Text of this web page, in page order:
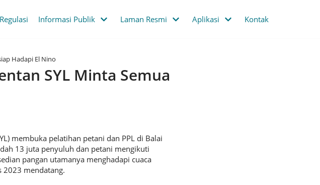
Regulasi Informasi Publik Laman Resmi Aplikasi Kontak
Hadapi El Nino
SYL Minta Semua
membuka pelatihan petani dan PPL di Balai
13 juta penyuluh dan petani mengikuti
pangan utamanya menghadapi cuaca
2023 mendatang.